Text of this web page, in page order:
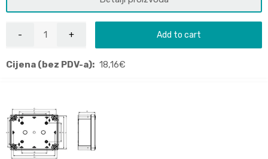
Add to cart
Cijena (bez PDV-a): 18,16€